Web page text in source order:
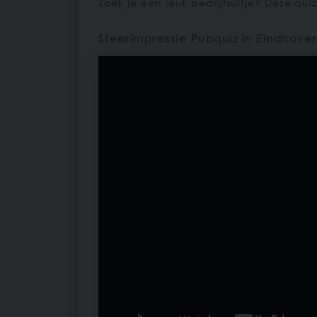
Sfeerimpressie Pubquiz in Eindhoven